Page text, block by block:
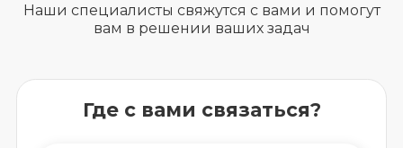
Наши специалисты свяжутся с вами и помогут
вам в решении ваших задач
Где с вами связаться?